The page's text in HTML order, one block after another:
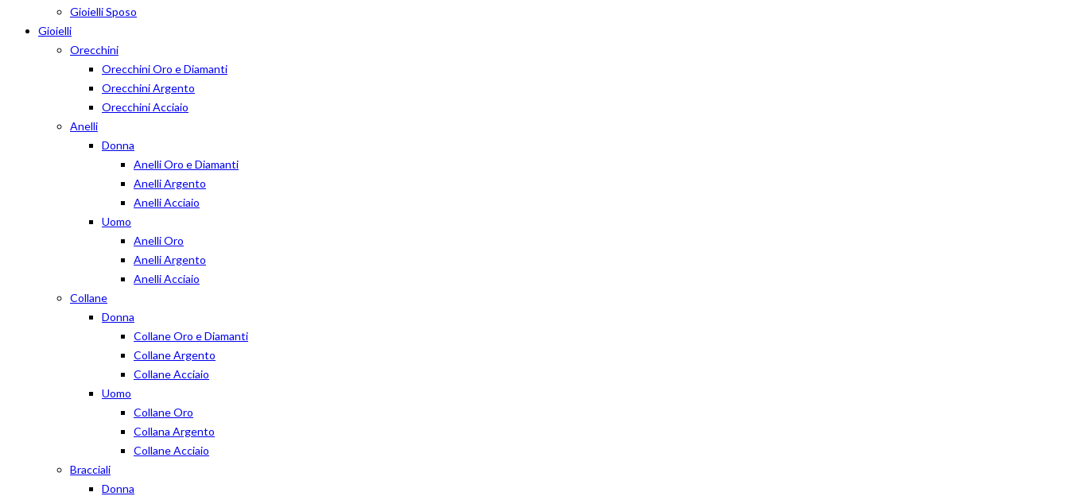
Gioielli Sposo
Gioielli
Orecchini
Orecchini Oro e Diamanti
Orecchini Argento
Orecchini Acciaio
Anelli
Donna
Anelli Oro e Diamanti
Anelli Argento
Anelli Acciaio
Uomo
Anelli Oro
Anelli Argento
Anelli Acciaio
Collane
Donna
Collane Oro e Diamanti
Collane Argento
Collane Acciaio
Uomo
Collane Oro
Collana Argento
Collane Acciaio
Bracciali
Donna